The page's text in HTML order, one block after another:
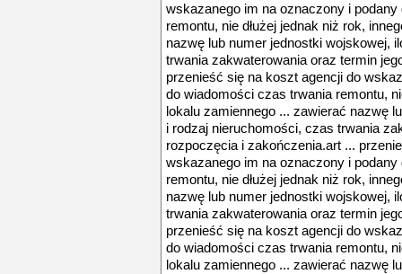
wskazanego im na oznaczony i
remontu, nie dłużej jednak niż rok,
nazwę lub numer jednostki wojskowej,
trwania zakwaterowania oraz termin
przenieść się na koszt agencji do
do wiadomości czas trwania remontu,
lokalu zamiennego ... zawierać nazwę
i rodzaj nieruchomości, czas trwania
rozpoczęcia i zakończenia.art ...
wskazanego im na oznaczony i
remontu, nie dłużej jednak niż rok,
nazwę lub numer jednostki wojskowej,
trwania zakwaterowania oraz termin
przenieść się na koszt agencji do
do wiadomości czas trwania remontu,
lokalu zamiennego ... zawierać nazwę